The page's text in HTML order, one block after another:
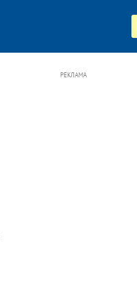
РЕКЛАМА